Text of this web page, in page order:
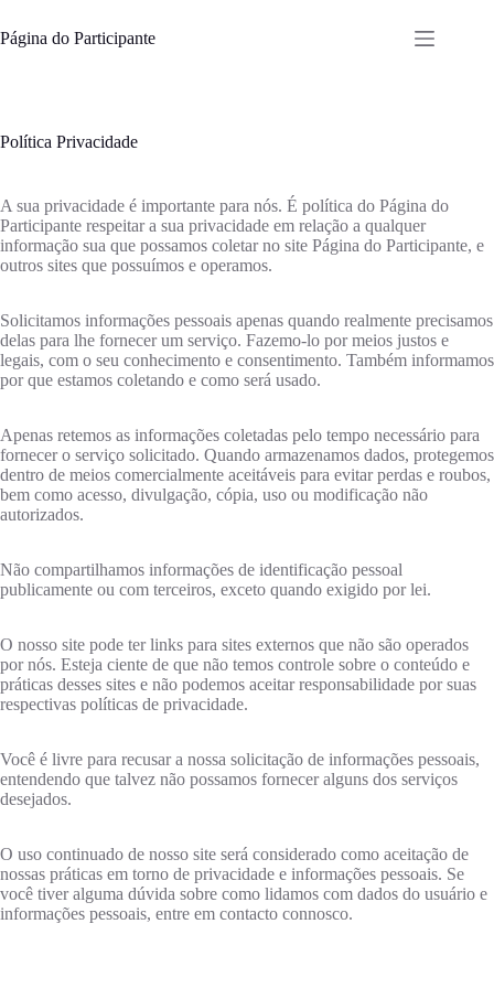
para
o
Página do Participante
Política Privacidade
A sua privacidade é importante para nós. É política do Página do
Participante respeitar a sua privacidade em relação a qualquer
informação sua que possamos coletar no site Página do Participante, e
outros sites que possuímos e operamos.
Solicitamos informações pessoais apenas quando realmente precisamos
delas para lhe fornecer um serviço. Fazemo-lo por meios justos e
legais, com o seu conhecimento e consentimento. Também informamos
por que estamos coletando e como será usado.
Apenas retemos as informações coletadas pelo tempo necessário para
fornecer o serviço solicitado. Quando armazenamos dados, protegemos
dentro de meios comercialmente aceitáveis ​​para evitar perdas e roubos,
bem como acesso, divulgação, cópia, uso ou modificação não
autorizados.
Não compartilhamos informações de identificação pessoal
publicamente ou com terceiros, exceto quando exigido por lei.
O nosso site pode ter links para sites externos que não são operados
por nós. Esteja ciente de que não temos controle sobre o conteúdo e
práticas desses sites e não podemos aceitar responsabilidade por suas
respectivas políticas de privacidade.
Você é livre para recusar a nossa solicitação de informações pessoais,
entendendo que talvez não possamos fornecer alguns dos serviços
desejados.
O uso continuado de nosso site será considerado como aceitação de
nossas práticas em torno de privacidade e informações pessoais. Se
você tiver alguma dúvida sobre como lidamos com dados do usuário e
informações pessoais, entre em contacto connosco.